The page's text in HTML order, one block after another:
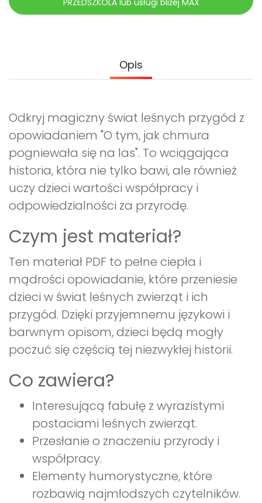
Promocje
PRZEDSZKOLA lub usługi bliżej MAX
Opis
Odkryj magiczny świat leśnych przygód z
opowiadaniem "O tym, jak chmura
pogniewała się na las". To wciągająca
historia, która nie tylko bawi, ale również
uczy dzieci wartości współpracy i
odpowiedzialności za przyrodę.
Czym jest materiał?
Ten materiał PDF to pełne ciepła i
mądrości opowiadanie, które przeniesie
dzieci w świat leśnych zwierząt i ich
przygód. Dzięki przyjemnemu językowi i
barwnym opisom, dzieci będą mogły
poczuć się częścią tej niezwykłej historii.
Co zawiera?
Interesującą fabułę z wyrazistymi
postaciami leśnych zwierząt.
Przesłanie o znaczeniu przyrody i
współpracy.
Elementy humorystyczne, które
rozbawią najmłodszych czytelników.